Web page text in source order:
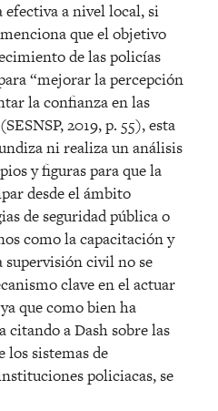
a nivel local, si
que el objetivo
de las policías
“mejorar la percepción
la confianza en las
2019, p. 55), esta
ni realiza un análisis
y figuras para que la
desde el ámbito
de seguridad pública o
como la capacitación y
civil no se
clave en el actuar
que como bien ha
citando a Dash sobre las
los sistemas de
policiacas, se